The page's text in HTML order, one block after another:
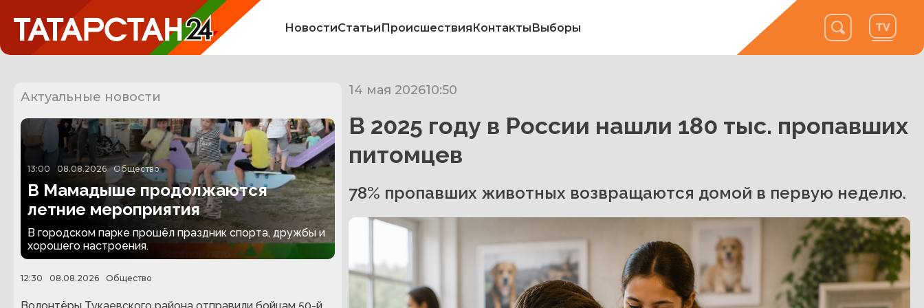
НовостиСтатьиПроисшествияКонтактыВыборы
Актуальные новости
13:00 08.08.2026 Общество
В Мамадыше продолжаются
летние мероприятия
В городском парке прошёл праздник спорта, дружбы и
хорошего настроения.
12:30 08.08.2026 Общество
Волонтёры Тукаевского района отправили бойцам 50-й
14 мая 202610:50
В 2025 году в России нашли 180 тыс. пропавших
питомцев
78% пропавших животных возвращаются домой в первую неделю.